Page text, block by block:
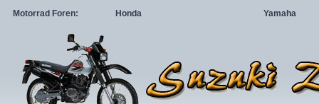
Motorrad Foren: Honda Yamaha